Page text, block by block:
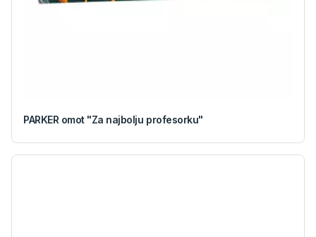
PARKER omot "Za najbolju profesorku"